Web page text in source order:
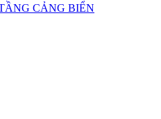
CẢNG BIỂN